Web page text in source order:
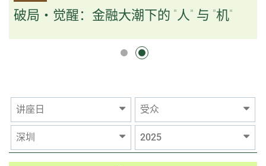
逻辑×算法：重塑资产配置内核
逻辑×算法：重塑资产配置内核
破局・觉醒：金融大潮下的 "人" 与 "机"
讲座日 受众
深圳 2025